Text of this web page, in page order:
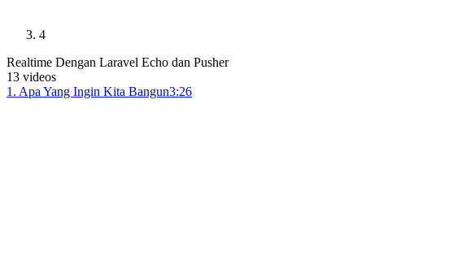
4
Realtime Dengan Laravel Echo dan Pusher
13 videos
1 . Apa Yang Ingin Kita Bangun3:26